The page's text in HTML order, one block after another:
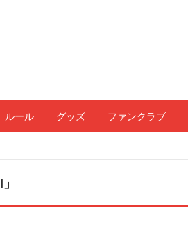
ルール グッズ ファンクラブ